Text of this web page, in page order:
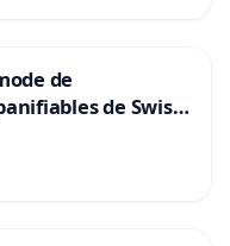
de
de Swiss
protéines